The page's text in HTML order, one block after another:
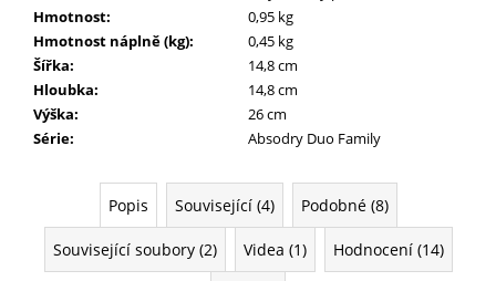
Hmotnost:
0,95 kg
Hmotnost náplně (kg):
0,45 kg
Šířka:
14,8 cm
Hloubka:
14,8 cm
Výška:
26 cm
Série: Absodry Duo Family
Popis Související (4) Podobné (8)
Související soubory (2) Videa (1) Hodnocení (14)